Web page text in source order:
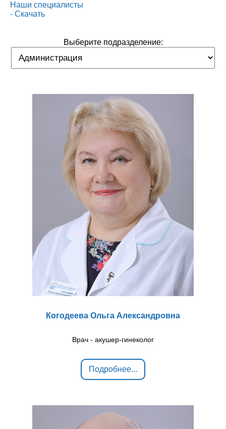
Наши специалисты
- Скачать
Выберите подразделение:
Когодеева Ольга Александровна
Врач - акушер-гинеколог
Подробнее...